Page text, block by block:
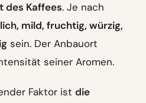
des Kaffees. Je nach
mild, fruchtig, würzig,
sein. Der Anbauort
seiner Aromen.
Faktor ist die